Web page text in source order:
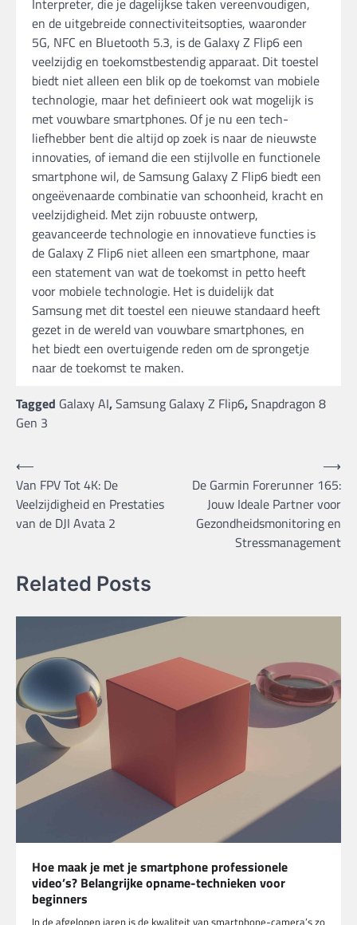
en de uitgebreide connectiviteitsopties, waaronder
5G, NFC en Bluetooth 5.3, is de Galaxy Z Flip6 een
veelzijdig en toekomstbestendig apparaat. Dit toestel
biedt niet alleen een blik op de toekomst van mobiele
technologie, maar het definieert ook wat mogelijk is
met vouwbare smartphones. Of je nu een tech-
liefhebber bent die altijd op zoek is naar de nieuwste
innovaties, of iemand die een stijlvolle en functionele
smartphone wil, de Samsung Galaxy Z Flip6 biedt een
ongeëvenaarde combinatie van schoonheid, kracht en
veelzijdigheid. Met zijn robuuste ontwerp,
geavanceerde technologie en innovatieve functies is
de Galaxy Z Flip6 niet alleen een smartphone, maar
een statement van wat de toekomst in petto heeft
voor mobiele technologie. Het is duidelijk dat
Samsung met dit toestel een nieuwe standaard heeft
gezet in de wereld van vouwbare smartphones, en
het biedt een overtuigende reden om de sprongetje
naar de toekomst te maken.
Tagged Galaxy AI,Samsung Galaxy Z Flip6,Snapdragon 8
Gen 3
Bericht
navigatie
⟵
Van FPV Tot 4K: De
Veelzijdigheid en Prestaties
van de DJI Avata 2
De Garmin Forerunner 165:
Jouw Ideale Partner voor
Gezondheidsmonitoring en
Stressmanagement
⟶
Related Posts
Hoe maak je met je smartphone professionele
video’s? Belangrijke opname-technieken voor
beginners
In de afgelopen jaren is de kwaliteit van smartphone-camera’s zo